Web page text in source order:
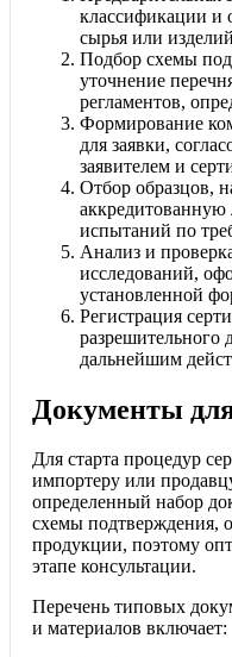
классификации
сырья или
Подбор схемы
уточнение
регламентов,
Формирование
для заявки,
заявителем и
Отбор образцов,
аккредитованную
испытаний по
Анализ и
исследований,
установленной
Регистрация
разрешительного
дальнейшим
Документы
Для старта процедур
импортеру или
определенный набор
схемы подтверждения,
продукции, поэтому
этапе консультации.
Перечень типовых
и материалов включает: